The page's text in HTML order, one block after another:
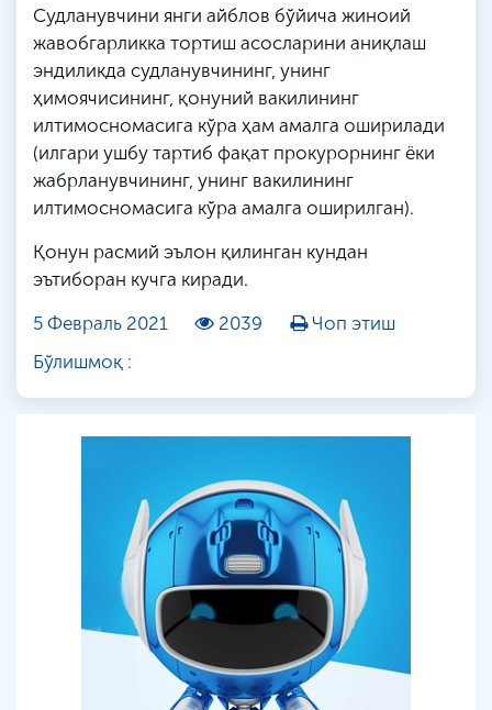
Судланувчини янги айблов бўйича жиноий
жавобгарликка тортиш асосларини аниқлаш
эндиликда судланувчининг, унинг
ҳимоячисининг, қонуний вакилининг
илтимосномасига кўра ҳам амалга оширилади
(илгари ушбу тартиб фақат прокурорнинг ёки
жабрланувчининг, унинг вакилининг
илтимосномасига кўра амалга оширилган).
Қонун расмий эълон қилинган кундан
эътиборан кучга киради.
5 Февраль 2021
2039
Чоп этиш
Бўлишмоқ :